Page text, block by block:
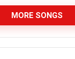
MORE SONGS